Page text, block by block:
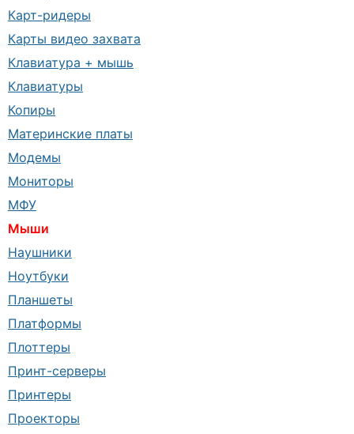
Карт-ридеры
Карты видео захвата
Клавиатура + мышь
Клавиатуры
Копиры
Материнские платы
Модемы
Мониторы
МФУ
Мыши
Наушники
Ноутбуки
Планшеты
Платформы
Плоттеры
Принт-серверы
Принтеры
Проекторы